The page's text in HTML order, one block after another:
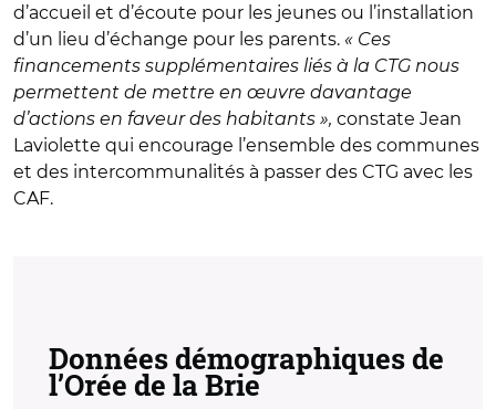
d’accueil et d’écoute pour les jeunes ou l’installation
d’un lieu d’échange pour les parents. « Ces
financements supplémentaires liés à la CTG nous
permettent de mettre en œuvre davantage
d’actions en faveur des habitants », constate Jean
Laviolette qui encourage l’ensemble des communes
et des intercommunalités à passer des CTG avec les
CAF.
Données démographiques de
l’Orée de la Brie